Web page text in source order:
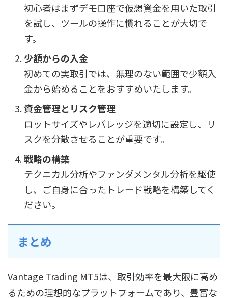
初心者はまずデモ口座で仮想資金を用いた取引
を試し、ツールの操作に慣れることが大切で
す。
少額からの入金
初めての実取引では、無理のない範囲で少額入
金から始めることをおすすめいたします。
資金管理とリスク管理
ロットサイズやレバレッジを適切に設定し、リ
スクを分散させることが重要です。
戦略の構築
テクニカル分析やファンダメンタル分析を駆使
し、ご自身に合ったトレード戦略を構築してく
ださい。
まとめ
Vantage Trading MT5は、取引効率を最大限に高め
るための理想的なプラットフォームであり、豊富な